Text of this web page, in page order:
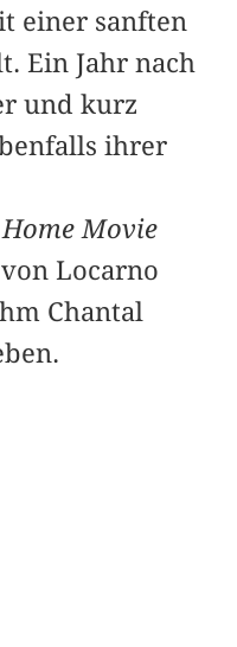
einer sanften
Ein Jahr nach
und kurz
ihrer
Movie
Locarno
Chantal